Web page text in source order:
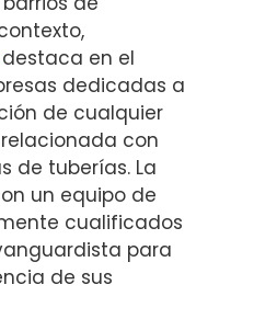
destaca en el
dedicadas a
de cualquier
con
de tuberías. La
un equipo de
cualificados
para
de sus